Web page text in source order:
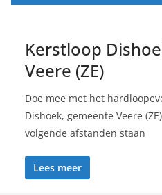
Kerstloop
Veere (ZE)
Doe mee met het
Dishoek, gemeente Veere
volgende afstanden staan
Lees meer